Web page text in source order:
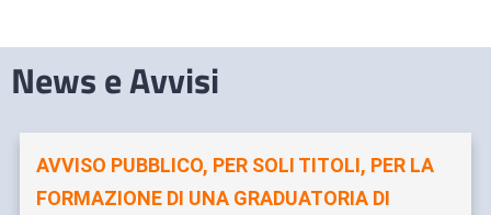
News e Avvisi
AVVISO PUBBLICO, PER SOLI TITOLI, PER LA
FORMAZIONE DI UNA GRADUATORIA DI